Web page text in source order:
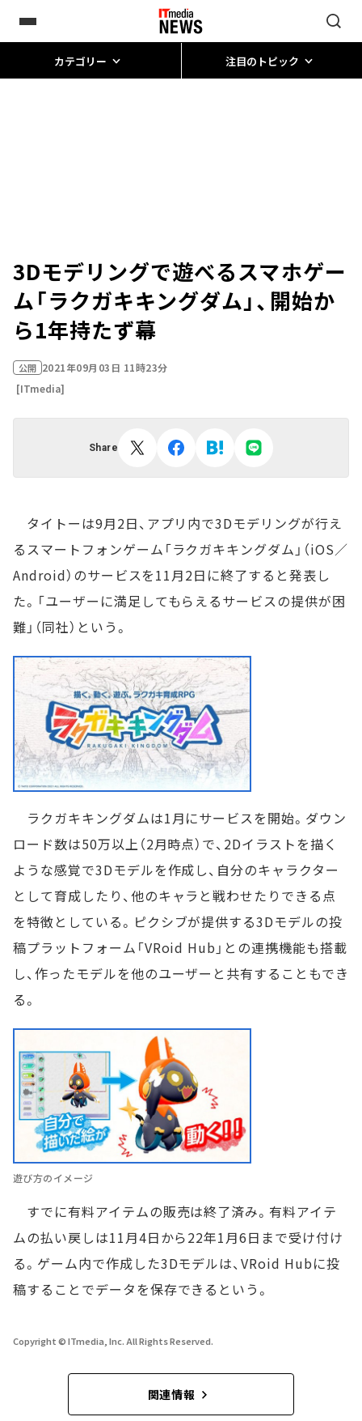
カテゴリー 注目のトピック
3Dモデリングで遊べるスマホゲー
ム「ラクガキキングダム」、開始か
ら1年持たず幕
公開 2021年09月03日 11時23分
[ITmedia]
Share
タイトーは9月2日、アプリ内で3Dモデリングが行え
るスマートフォンゲーム「ラクガキキングダム」（iOS／
Android）のサービスを11月2日に終了すると発表し
た。「ユーザーに満足してもらえるサービスの提供が困
難」（同社）という。
ラクガキキングダムは1月にサービスを開始。ダウン
ロード数は50万以上（2月時点）で、2Dイラストを描く
ような感覚で3Dモデルを作成し、自分のキャラクター
として育成したり、他のキャラと戦わせたりできる点
を特徴としている。ピクシブが提供する3Dモデルの投
稿プラットフォーム「VRoid Hub」との連携機能も搭載
し、作ったモデルを他のユーザーと共有することもでき
る。
遊び方のイメージ
すでに有料アイテムの販売は終了済み。有料アイテ
ムの払い戻しは11月4日から22年1月6日まで受け付け
る。ゲーム内で作成した3Dモデルは、VRoid Hubに投
稿することでデータを保存できるという。
Copyright © ITmedia, Inc. All Rights Reserved.
関連情報